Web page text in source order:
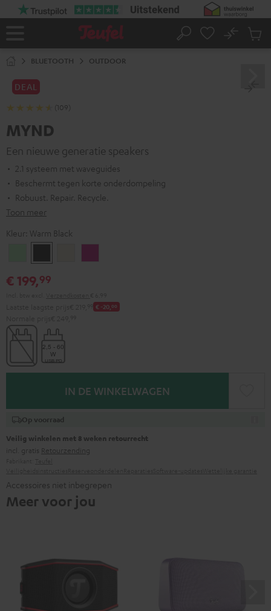
Home
Zoeken
No
BLUETOOTH OUTDOOR
DEAL
(109)
MYND
Een nieuwe generatie speakers
2.1 systeem met waveguides
Beschermt tegen korte onderdompeling
Robuust. Repair. Recycle.
Toon meer
Kleur: Warm Black
Mint
Black
White
€ 199,99
€ -20,00
IN DE WINKELWAGEN
Op voorraad
Veilig winkelen met 8 weken retourrecht
incl. gratis Retourzending
Accessoires niet inbegrepen
Meer voor jou